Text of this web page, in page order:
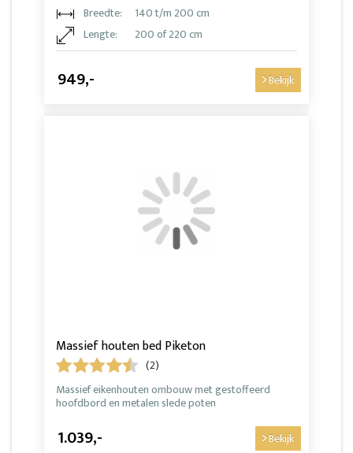
Breedte:
140 t/m 200 cm
Lengte:
200 of 220 cm
949,- Bekijk
Massief houten bed Piketon
(2)
Massief eikenhouten ombouw met gestoffeerd
hoofdbord en metalen slede poten
1.039,- Bekijk